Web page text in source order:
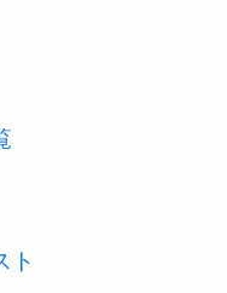
ト